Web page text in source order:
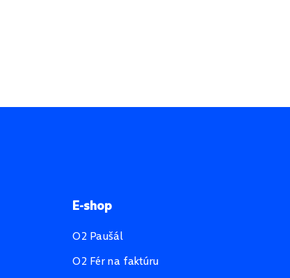
E-shop
O2 Paušál
O2 Fér na faktúru